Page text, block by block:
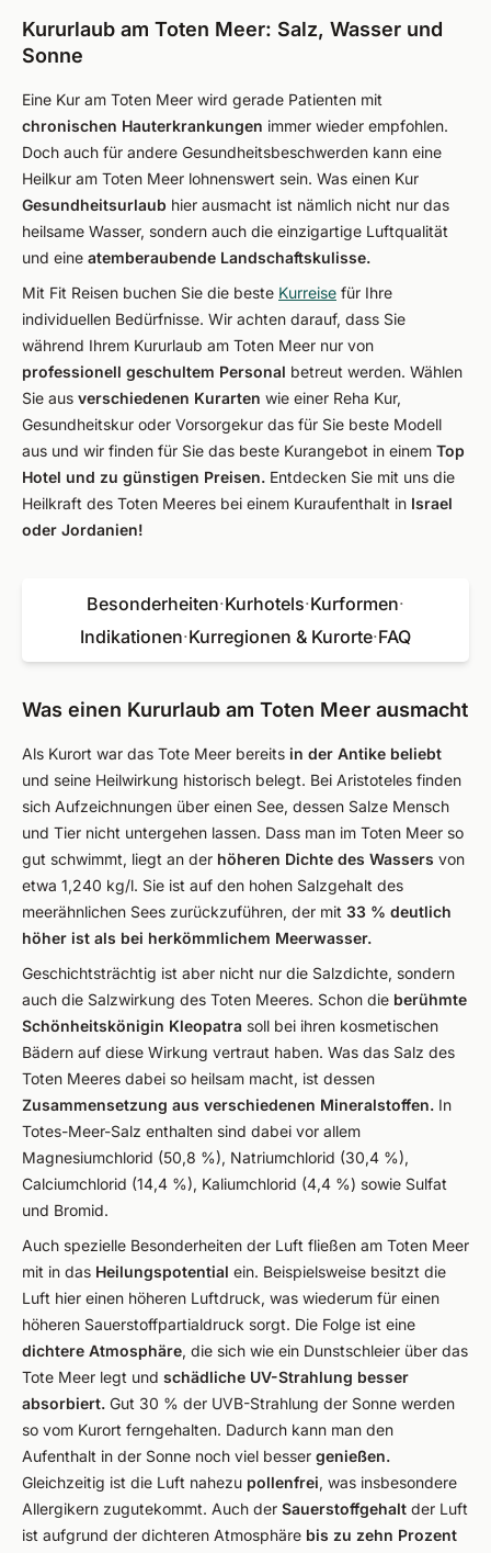
Kururlaub am Toten Meer: Salz, Wasser und
Sonne
Eine Kur am Toten Meer wird gerade Patienten mit
chronischen Hauterkrankungen immer wieder empfohlen.
Doch auch für andere Gesundheitsbeschwerden kann eine
Heilkur am Toten Meer lohnenswert sein. Was einen Kur
Gesundheitsurlaub hier ausmacht ist nämlich nicht nur das
heilsame Wasser, sondern auch die einzigartige Luftqualität
und eine atemberaubende Landschaftskulisse.
Mit Fit Reisen buchen Sie die beste Kurreise für Ihre
individuellen Bedürfnisse. Wir achten darauf, dass Sie
während Ihrem Kururlaub am Toten Meer nur von
professionell geschultem Personal betreut werden. Wählen
Sie aus verschiedenen Kurarten wie einer Reha Kur,
Gesundheitskur oder Vorsorgekur das für Sie beste Modell
aus und wir finden für Sie das beste Kurangebot in einem Top
Hotel und zu günstigen Preisen. Entdecken Sie mit uns die
Heilkraft des Toten Meeres bei einem Kuraufenthalt in Israel
oder Jordanien!
Besonderheiten·Kurhotels·Kurformen·
Indikationen·Kurregionen & Kurorte·FAQ
Was einen Kururlaub am Toten Meer ausmacht
Als Kurort war das Tote Meer bereits in der Antike beliebt
und seine Heilwirkung historisch belegt. Bei Aristoteles finden
sich Aufzeichnungen über einen See, dessen Salze Mensch
und Tier nicht untergehen lassen. Dass man im Toten Meer so
gut schwimmt, liegt an der höheren Dichte des Wassers von
etwa 1,240 kg/l. Sie ist auf den hohen Salzgehalt des
meerähnlichen Sees zurückzuführen, der mit 33 % deutlich
höher ist als bei herkömmlichem Meerwasser.
Geschichtsträchtig ist aber nicht nur die Salzdichte, sondern
auch die Salzwirkung des Toten Meeres. Schon die berühmte
Schönheitskönigin Kleopatra soll bei ihren kosmetischen
Bädern auf diese Wirkung vertraut haben. Was das Salz des
Toten Meeres dabei so heilsam macht, ist dessen
Zusammensetzung aus verschiedenen Mineralstoffen. In
Totes-Meer-Salz enthalten sind dabei vor allem
Magnesiumchlorid (50,8 %), Natriumchlorid (30,4 %),
Calciumchlorid (14,4 %), Kaliumchlorid (4,4 %) sowie Sulfat
und Bromid.
Auch spezielle Besonderheiten der Luft fließen am Toten Meer
mit in das Heilungspotential ein. Beispielsweise besitzt die
Luft hier einen höheren Luftdruck, was wiederum für einen
höheren Sauerstoffpartialdruck sorgt. Die Folge ist eine
dichtere Atmosphäre, die sich wie ein Dunstschleier über das
Tote Meer legt und schädliche UV-Strahlung besser
absorbiert. Gut 30 % der UVB-Strahlung der Sonne werden
so vom Kurort ferngehalten. Dadurch kann man den
Aufenthalt in der Sonne noch viel besser genießen.
Gleichzeitig ist die Luft nahezu pollenfrei, was insbesondere
Allergikern zugutekommt. Auch der Sauerstoffgehalt der Luft
ist aufgrund der dichteren Atmosphäre bis zu zehn Prozent